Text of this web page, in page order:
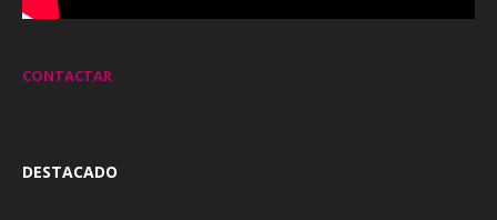
CONTACTAR
DESTACADO